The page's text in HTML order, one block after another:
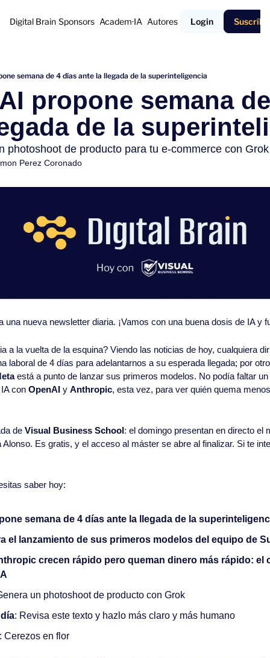
Digital Brain Sponsors Academ·IA Autores Login
semana de 4 días ante la llegada de la superinteligencia
de la
photoshoot de producto para tu e-commerce con Grok
Perez Coronado
una nueva newsletter diaria. ¡Vamos con una buena dosis de IA y
está a punto de lanzar sus primeros modelos. No podía faltar
con OpenAI y Anthropic, esta vez, para ver quién quema
de Visual Business School: el domingo presentan en directo el
Es gratis, y el acceso al máster se abre al finalizar. Si te
saber hoy:
semana de 4 días ante la llegada de la
el lanzamiento de sus primeros modelos del equipo de
crecen rápido pero queman dinero más rápido: el
un photoshoot de producto con Grok
: Revisa este texto y hazlo más claro y más humano
: Cerezos en flor